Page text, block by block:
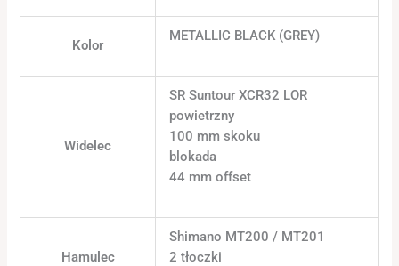
Kolor
METALLIC BLACK (GREY)
Widelec
SR Suntour XCR32 LOR
powietrzny
100 mm skoku
blokada
44 mm offset
Hamulec
Shimano MT200 / MT201
2 tłoczki